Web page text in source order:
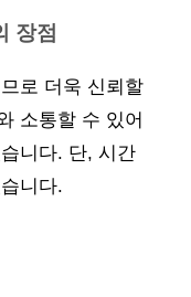
장점
로 더욱 신뢰할
소통할 수 있어
니다. 단, 시간
니다.